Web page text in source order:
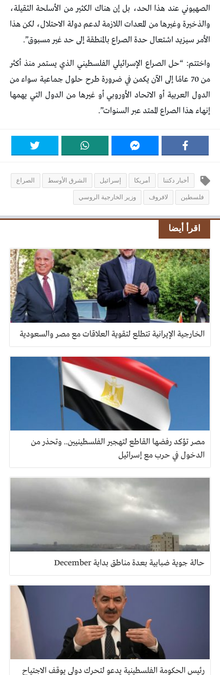
الصهيوني عند هذا الحد، بل إن هناك الكثير من الأسلحة الثقيلة،
والذخيرة وغيرها من المعدات اللازمة لدعم دولة الاحتلال، لكن هذا
الأمر سيزيد اشتعال حدة الصراع بالمنطقة إلى حد غير مسبوق”.
واختتم: “حل الصراع الإسرائيلي الفلسطيني الذي يستمر منذ أكثر
من 70 عامًا إلى الآن يكمن في ضرورة طرح حلول جماعية سواء من
الدول العربية أو الاتحاد الأوروبي أو غيرها من الدول التي يهمها
إنهاء هذا الصراع الممتد عبر السنوات”.
أخبار دكتنا أمريكا إسرائيل الشرق الأوسط الصراع
فلسطين لافروف وزير الخارجية الروسي
اقرأ أيضا
الخارجية الإيرانية تتطلع لتقوية العلاقات مع مصر والسعودية
مصر تؤكد رفضها القاطع لتهجير الفلسطينيين.. وتحذر من
الدخول في حرب مع إسرائيل
حالة جوية ضبابية بعدة مناطق بداية December
رئيس الحكومة الفلسطينية يدعو لتحرك دولي يوقف الاجتياح